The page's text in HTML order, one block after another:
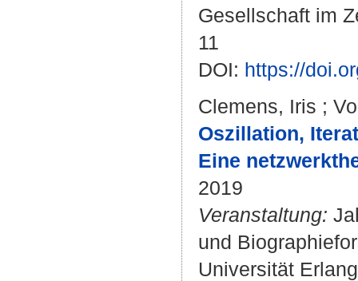
Gesellschaft im
11
DOI: https://
Clemens, Iris ;
Oszillation,
Eine
2019
Veranstaltung:
und
Universität